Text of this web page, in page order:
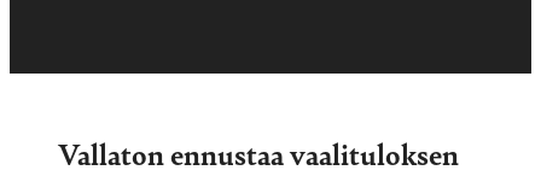
Vallaton ennustaa vaalituloksen